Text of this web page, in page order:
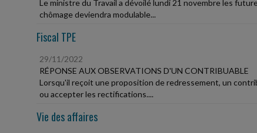
Le ministre du Travail a dévoilé lundi 21 novembre les
chômage deviendra modulable...
Fiscal TPE
29/11/2022
RÉPONSE AUX OBSERVATIONS D'UN CONTRIBUABLE
Lorsqu'il reçoit une proposition de redressement, un
ou accepter les rectifications....
Vie des affaires